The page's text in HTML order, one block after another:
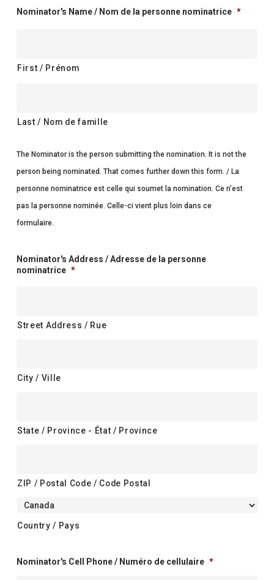
Nominator's Name / Nom de la personne nominatrice *
First / Prénom
Last / Nom de famille
The Nominator is the person submitting the nomination. It is not the
person being nominated. That comes further down this form. / La
personne nominatrice est celle qui soumet la nomination. Ce n’est
pas la personne nominée. Celle-ci vient plus loin dans ce
formulaire.
Nominator's Address / Adresse de la personne
nominatrice *
Street Address / Rue
City / Ville
State / Province - État / Province
ZIP / Postal Code / Code Postal
Country / Pays
Nominator's Cell Phone / Numéro de cellulaire *